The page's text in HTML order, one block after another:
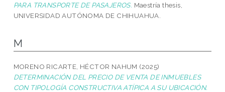
PARA TRANSPORTE DE PASAJEROS. Maestría thesis,
UNIVERSIDAD AUTÓNOMA DE CHIHUAHUA.
M
MORENO RICARTE, HÉCTOR NAHUM (2025)
DETERMINACIÓN DEL PRECIO DE VENTA DE INMUEBLES
CON TIPOLOGÍA CONSTRUCTIVA ATÍPICA A SU UBICACIÓN.